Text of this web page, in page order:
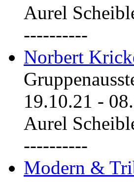
Aurel
----------
Norbert
19.10.21 -
Aurel
----------
Modern &